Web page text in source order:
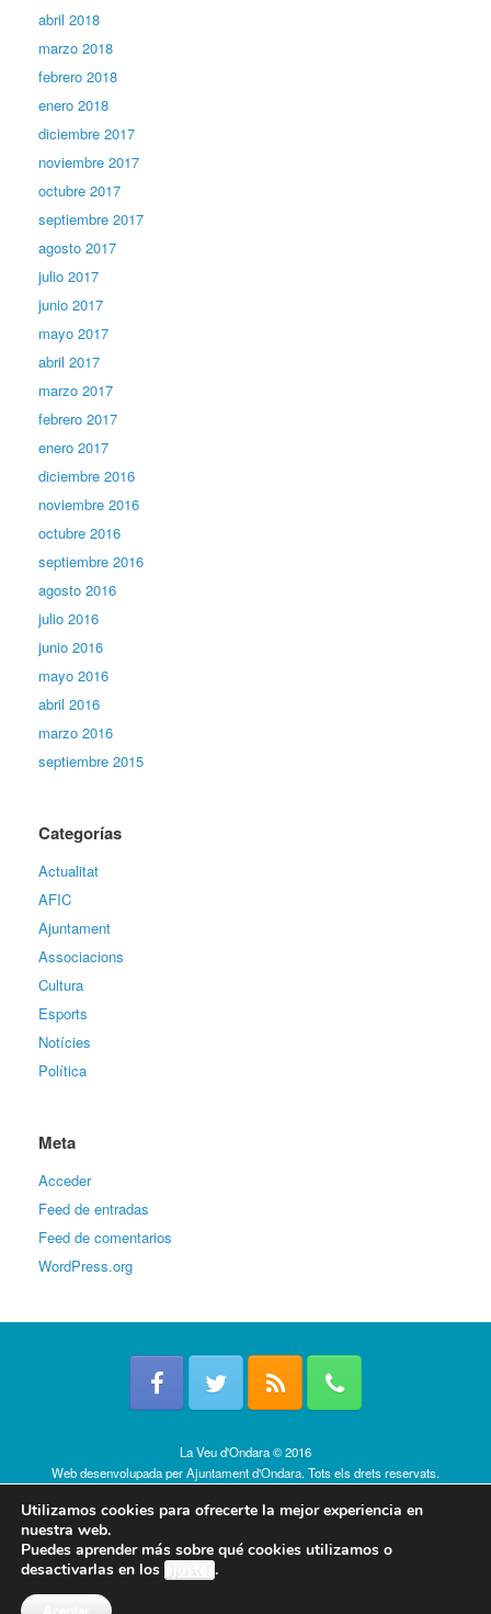
abril 2018
marzo 2018
febrero 2018
enero 2018
diciembre 2017
noviembre 2017
octubre 2017
septiembre 2017
agosto 2017
julio 2017
junio 2017
mayo 2017
abril 2017
marzo 2017
febrero 2017
enero 2017
diciembre 2016
noviembre 2016
octubre 2016
septiembre 2016
agosto 2016
julio 2016
junio 2016
mayo 2016
abril 2016
marzo 2016
septiembre 2015
Categorías
Actualitat
AFIC
Ajuntament
Associacions
Cultura
Esports
Notícies
Política
Meta
Acceder
Feed de entradas
Feed de comentarios
WordPress.org
La Veu d'Ondara © 2016
Web desenvolupada perAjuntament d'Ondara. Tots els drets reservats.
Utilizamos cookies para ofrecerte la mejor experiencia en
nuestra web.
Puedes aprender más sobre qué cookies utilizamos o
desactivarlas en los ajustes.